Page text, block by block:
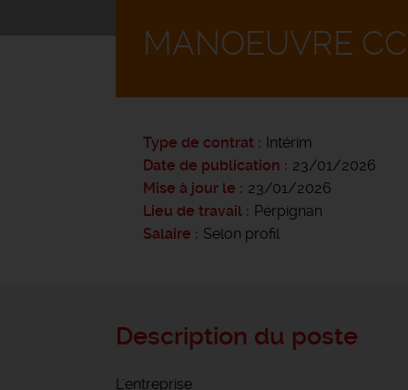
MANOEUVRE
Type de contrat
Intérim
Date de publication
23/01/2026
Mise à jour le
23/01/2026
Lieu de travail
Perpignan
Salaire
Selon profil
Description du poste
L'entreprise